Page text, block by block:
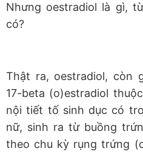
Nhưng oestradiol là gì,
có?
Thật ra, oestradiol, còn
17-beta (o)estradiol
nội tiết tố sinh dục có
nữ, sinh ra từ buồng
theo chu kỳ rụng trứng